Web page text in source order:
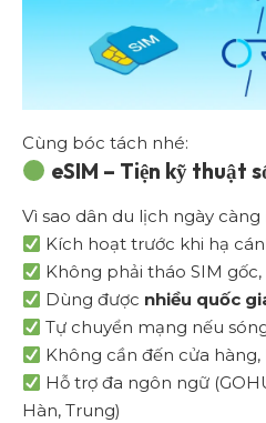
Cùng bóc tách nhé:
eSIM – Tiện kỹ thuật
Vì sao dân du lịch ngày càng
Kích hoạt trước khi hạ
Không phải tháo SIM
Dùng được nhiều quốc
Tự chuyển mạng nếu
Không cần đến cửa
Hỗ trợ đa ngôn ngữ
Hàn, Trung)